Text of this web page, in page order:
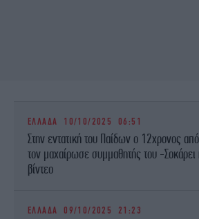
ΕΛΛΑΔΑ 10/10/2025 06:51
Στην εντατική του Παίδων ο 12χρονος
τον μαχαίρωσε συμμαθητής του -Σοκάρει
βίντεο
ΕΛΛΑΔΑ 09/10/2025 21:23